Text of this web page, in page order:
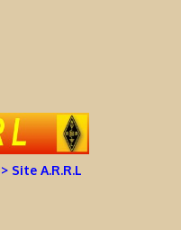
Site A.R.R.L